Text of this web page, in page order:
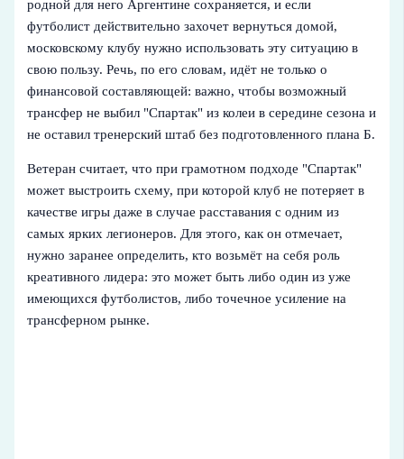
родной для него Аргентине сохраняется, и если
футболист действительно захочет вернуться домой,
московскому клубу нужно использовать эту ситуацию в
свою пользу. Речь, по его словам, идёт не только о
финансовой составляющей: важно, чтобы возможный
трансфер не выбил "Спартак" из колеи в середине сезона и
не оставил тренерский штаб без подготовленного плана Б.
Ветеран считает, что при грамотном подходе "Спартак"
может выстроить схему, при которой клуб не потеряет в
качестве игры даже в случае расставания с одним из
самых ярких легионеров. Для этого, как он отмечает,
нужно заранее определить, кто возьмёт на себя роль
креативного лидера: это может быть либо один из уже
имеющихся футболистов, либо точечное усиление на
трансферном рынке.